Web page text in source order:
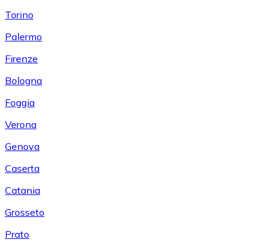
Torino
Palermo
Firenze
Bologna
Foggia
Verona
Genova
Caserta
Catania
Grosseto
Prato